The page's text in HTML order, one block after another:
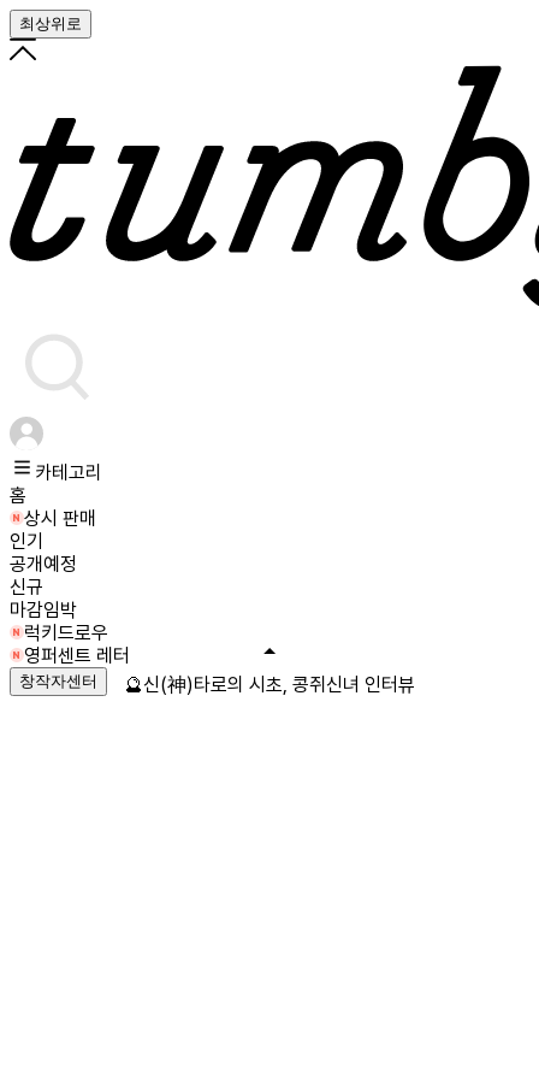
최상위로
카테고리
홈
상시 판매
인기
공개예정
신규
마감임박
럭키드로우
영퍼센트 레터
창작자센터 🔮신(神)타로의 시초, 콩쥐신녀 인터뷰